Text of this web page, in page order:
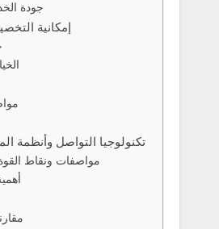
جودة
إمكانية
تكنولوجيا التواصل وأنظمة
مواصفات ونقاط